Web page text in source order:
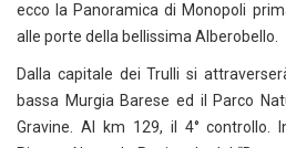
ecco la Panoramica di Monopoli
alle porte della bellissima Alberobello.
Dalla capitale dei Trulli si
bassa Murgia Barese ed il Parco
Gravine. Al km 129, il 4° controllo.